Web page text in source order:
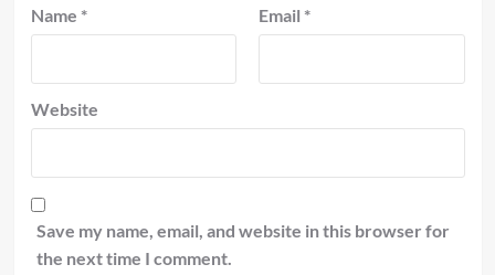
Name * Email *
Website
Save my name, email, and website in this browser for
the next time I comment.